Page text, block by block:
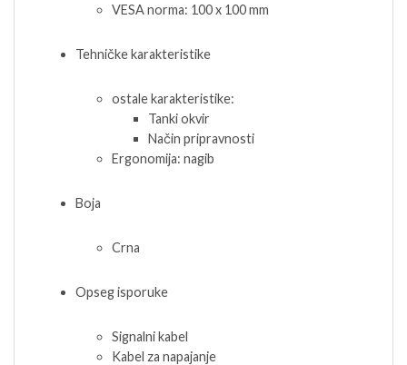
VESA norma: 100 x 100 mm
Tehničke karakteristike
ostale karakteristike:
Tanki okvir
Način pripravnosti
Ergonomija: nagib
Boja
Crna
Opseg isporuke
Signalni kabel
Kabel za napajanje